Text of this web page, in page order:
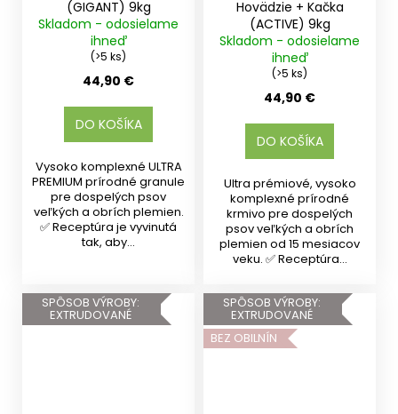
(GIGANT) 9kg
Skladom - odosielame
ihneď
(>5 ks)
44,90 €
DO KOŠÍKA
Vysoko komplexné ULTRA
PREMIUM prírodné granule
pre dospelých psov
veľkých a obrích plemien.
✅ Receptúra je vyvinutá
tak, aby...
Hovädzie + Kačka
(ACTIVE) 9kg
Skladom - odosielame
ihneď
(>5 ks)
44,90 €
DO KOŠÍKA
Ultra prémiové, vysoko
komplexné prírodné
krmivo pre dospelých
psov veľkých a obrích
plemien od 15 mesiacov
veku. ✅ Receptúra...
SPÔSOB VÝROBY:
EXTRUDOVANÉ
SPÔSOB VÝROBY:
EXTRUDOVANÉ
BEZ OBILNÍN